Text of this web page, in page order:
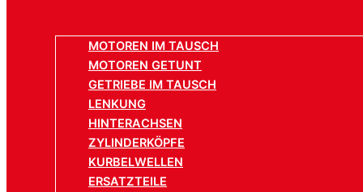
MOTOREN IM TAUSCH
MOTOREN GETUNT
GETRIEBE IM TAUSCH
LENKUNG
HINTERACHSEN
ZYLINDERKÖPFE
KURBELWELLEN
ERSATZTEILE